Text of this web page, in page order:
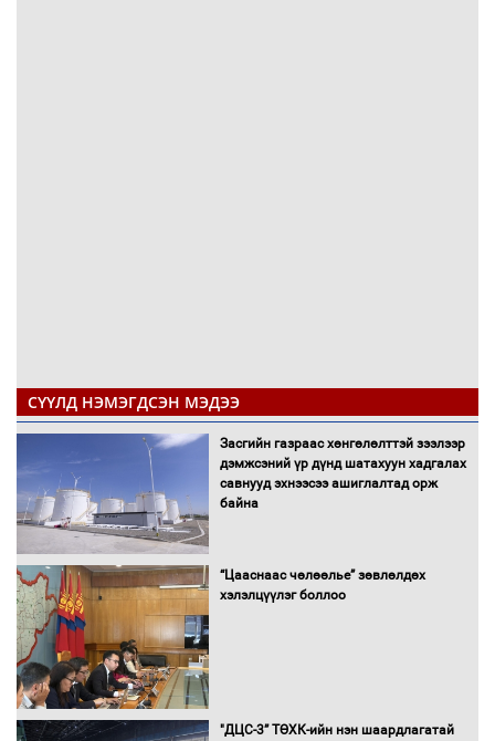
СҮҮЛД НЭМЭГДСЭН МЭДЭЭ
Засгийн газраас хөнгөлөлттэй зээлээр
дэмжсэний үр дүнд шатахуун хадгалах
савнууд эхнээсээ ашиглалтад орж
байна
“Цааснаас чөлөөлье” зөвлөлдөх
хэлэлцүүлэг боллоо
"ДЦС-3” ТӨХК-ийн нэн шаардлагатай